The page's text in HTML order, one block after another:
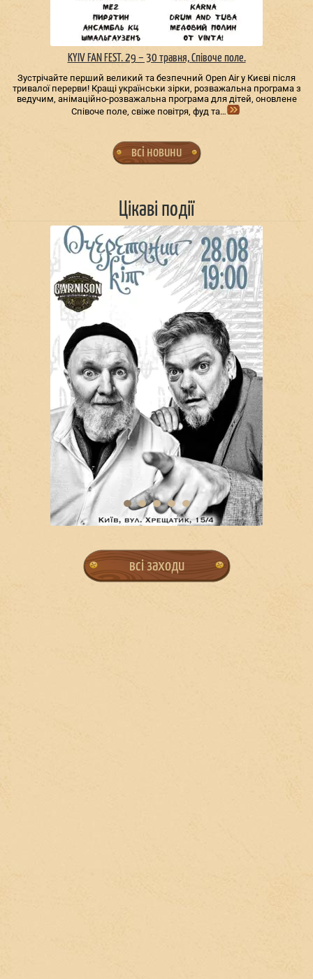
KYIV FAN FEST. 29 – 30 травня, Співоче поле.
Зустрічайте перший великий та безпечний Open Air у Києві після
тривалої перерви! Кращі українськи зірки, розважальна програма з
ведучим, анімаційно-розважальна програма для дітей, оновлене
Співоче поле, свіже повітря, фуд та…
всі новини
Цікаві події
всі заходи